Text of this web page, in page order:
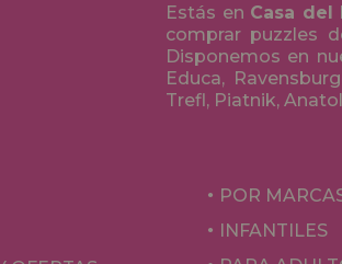
Estás en Casa del
comprar puzzles
Disponemos en
Educa,
Trefl, Piatnik,
POR
INFANTILES